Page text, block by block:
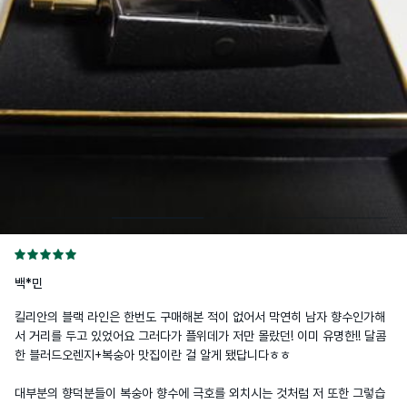
백*민
킬리안의 블랙 라인은 한번도 구매해본 적이 없어서 막연히 남자 향수인가해
서 거리를 두고 있었어요 그러다가 플위데가 저만 몰랐던! 이미 유명한!! 달콤
한 블러드오렌지+복숭아 맛집이란 걸 알게 됐답니다ㅎㅎ
대부분의 향덕분들이 복숭아 향수에 극호를 외치시는 것처럼 저 또한 그렇습